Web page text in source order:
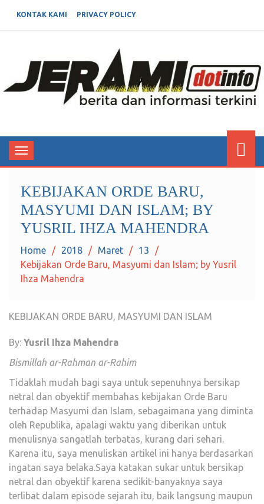
KONTAK KAMI PRIVACY POLICY
JERAMIDOTINFO
Toggle
navigation
KEBIJAKAN ORDE BARU,
MASYUMI DAN ISLAM; BY
YUSRIL IHZA MAHENDRA
Home 2018 Maret
13
Kebijakan Orde Baru, Masyumi dan Islam; by Yusril
Ihza Mahendra
KEBIJAKAN ORDE BARU, MASYUMI DAN ISLAM
By: Yusril Ihza Mahendra
Bismillah ar-Rahman ar-Rahim
Tidaklah mudah bagi saya untuk sepenuhnya bersikap
netral dan obyektif membahas kebijakan Orde Baru
terhadap Masyumi dan Islam, sebagaimana yang diminta
oleh Republika, apalagi waktu yang diberikan untuk
menulisnya sangatlah terbatas, kurang dari sehari.
Karena itu, saya menuliskan artikel ini hanya berdasarkan
ingatan saya belaka.Saya katakan sukar untuk bersikap
netral dan obyektif karena sedikit-banyaknya saya
terlibat dalam episode sejarah itu, baik langsung maupun